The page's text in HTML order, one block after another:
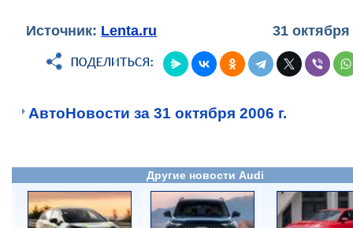
Источник: Lenta.ru 31 октября
АвтоНовости за 31 октября 2006 г.
Другие новости Audi